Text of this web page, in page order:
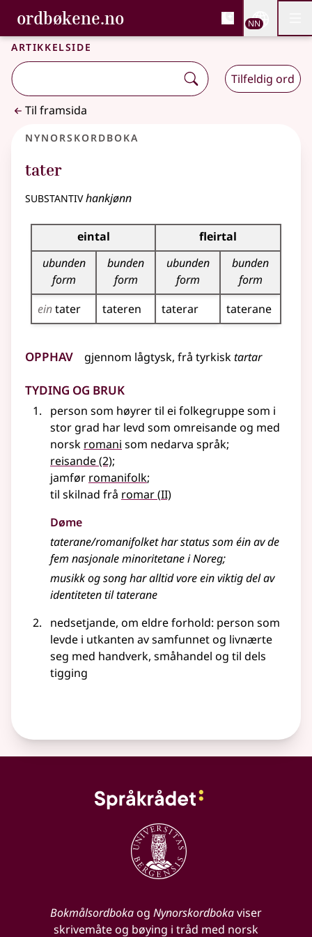
Gå til hovudinnhald
Tilgjenge
ordbøkene.no, Bokmålsordboka og
Bokmålsordboka og Nynorskordboka
NN
Artikkelside
Tilfeldig ord
Til framsida
Nynorskordboka
tater
substantivhankjønn
Bøyningstabell for dette substantivet
eintal
fleirtal
ubunden
form
bunden
form
ubunden
form
bunden
form
eintater tateren taterar taterane
Opphav gjennom lågtysk, frå tyrkisktartar
Tyding og bruk
person som høyrer til ei folkegruppe som i
stor grad har levd som omreisande og med
norsk romani som nedarva språk;
reisande(2);
jamfør romanifolk;
til skilnad frå romar(2
II)
Døme
taterane/romanifolket har status som éin av de
fem nasjonale minoritetane i Noreg;
musikk og song har alltid vore ein viktig del av
identiteten til taterane
nedsetjande, om eldre forhold: person som
levde i utkanten av samfunnet og livnærte
seg med handverk, småhandel og til dels
tigging
Bokmålsordbokaog Nynorskordbokaviser
skrivemåte og bøying i tråd med norsk